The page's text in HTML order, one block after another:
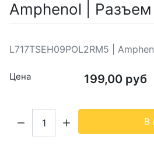
Amphenol |
L717TSEH09POL2RM5 |
Цена 199,00 руб
В